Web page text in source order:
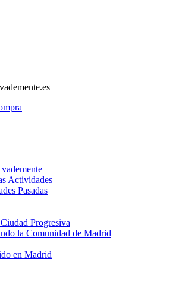
Actividades
Pasadas
Progresiva
la Comunidad de Madrid
en Madrid